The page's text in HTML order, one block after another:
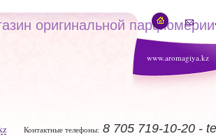
www.aromagiya.kz
оригинальной парфюмерии
Контактные телефоны: 8 705 719-10-20 -